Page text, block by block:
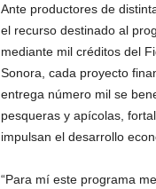
Ante productores de
el recurso destinado al
mediante mil créditos del
Sonora, cada proyecto
entrega número mil se
pesqueras y apícolas,
impulsan el desarrollo
“Para mí este programa